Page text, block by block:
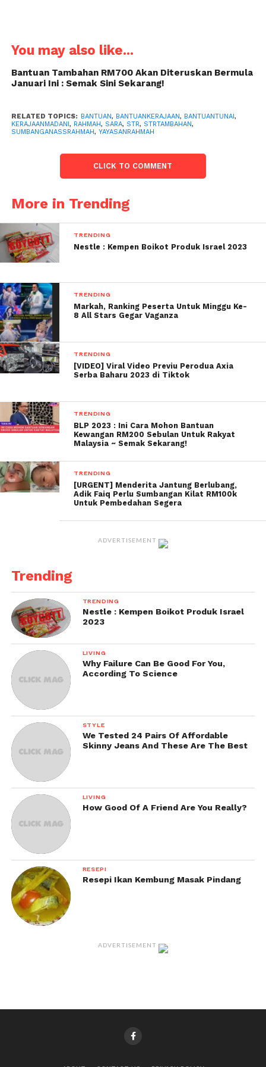
You may also like...
Bantuan Tambahan RM700 Akan Diteruskan Bermula
Januari Ini : Semak Sini Sekarang!
RELATED TOPICS: BANTUAN, BANTUANKERAJAAN, BANTUANTUNAI,
KERAJAANMADANI, RAHMAH, SARA, STR, STRTAMBAHAN,
SUMBANGANASSRAHMAH, YAYASANRAHMAH
CLICK TO COMMENT
More in Trending
TRENDING
Nestle : Kempen Boikot Produk Israel 2023
TRENDING
Markah, Ranking Peserta Untuk Minggu Ke-
8 All Stars Gegar Vaganza
TRENDING
[VIDEO] Viral Video Previu Perodua Axia
Serba Baharu 2023 di Tiktok
TRENDING
BLP 2023 : Ini Cara Mohon Bantuan
Kewangan RM200 Sebulan Untuk Rakyat
Malaysia ~ Semak Sekarang!
TRENDING
[URGENT] Menderita Jantung Berlubang,
Adik Faiq Perlu Sumbangan Kilat RM100k
Untuk Pembedahan Segera
ADVERTISEMENT
Trending
TRENDING
Nestle : Kempen Boikot Produk Israel
2023
LIVING
Why Failure Can Be Good For You,
According To Science
STYLE
We Tested 24 Pairs Of Affordable
Skinny Jeans And These Are The Best
LIVING
How Good Of A Friend Are You Really?
RESEPI
Resepi Ikan Kembung Masak Pindang
ADVERTISEMENT